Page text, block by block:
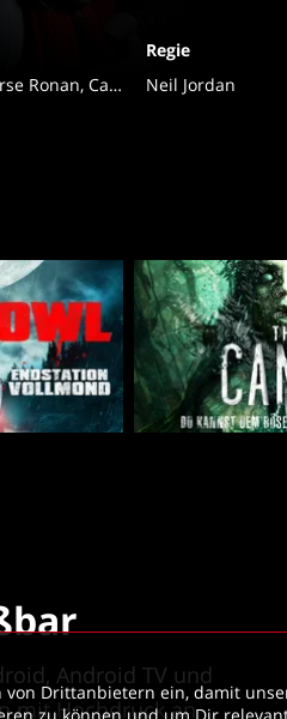
Gemma Arterton, Saoirse Ronan, Caleb Landry Jones, Sam Riley, Thure Lindhardt, Gabriela Marcinkova, Daniel Mays, Jonny Lee Miller, Warren Brown, Ruby Snape, Gabriela Marcinková, Glenn Doherty, David Heap, Jenny Kavanagh, Edyta Budnik, Barry Cassin, Uri Gavriel, Christine Marzano, Tom Hollander, Maria Doyle Kennedy, Amy Dulcie, Natalie Oliver, Ronnie Masterson, Caroline Johns, Patricia Loveland, Kate Ashfield, Jeff Mash, Christophe Philipps, Sean Folan, Donna Gray
Regie
Neil Jordan
von Drittanbietern ein, damit
Android TV und
mit Hochdruck an